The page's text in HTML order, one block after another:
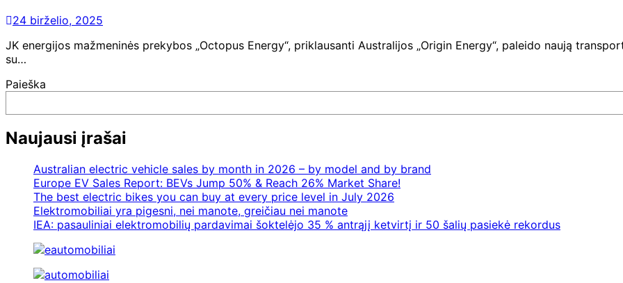
24 birželio, 2025
JK energijos mažmeninės prekybos „Octopus Energy“, priklausanti Australijos „Origin Energy“, paleido naują
su…
Paieška
Naujausi įrašai
Australian electric vehicle sales by month in 2026 – by model and by brand
Europe EV Sales Report: BEVs Jump 50% & Reach 26% Market Share!
The best electric bikes you can buy at every price level in July 2026
Elektromobiliai yra pigesni, nei manote, greičiau nei manote
IEA: pasauliniai elektromobilių pardavimai šoktelėjo 35 % antrąjį ketvirtį ir 50 šalių pasiekė rekordus